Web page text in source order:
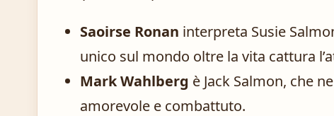
Saoirse Ronan interpreta Susie
unico sul mondo oltre la vita cattura
Mark Wahlberg è Jack Salmon, che
amorevole e combattuto.